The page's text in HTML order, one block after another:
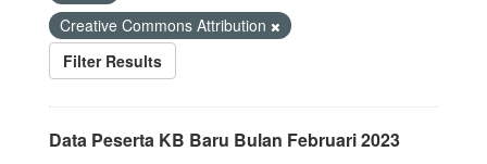
Creative Commons Attribution
Filter Results
Data Peserta KB Baru Bulan Februari 2023